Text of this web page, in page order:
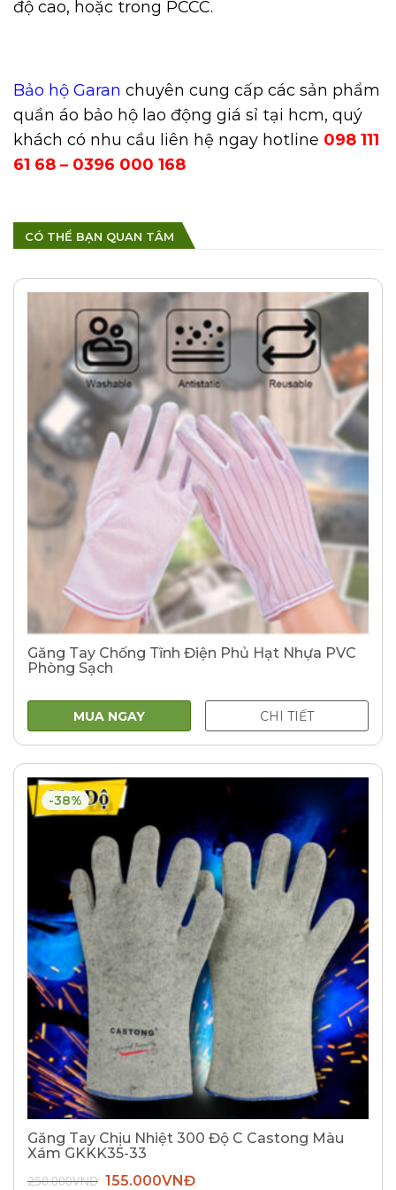
độ cao, hoặc trong PCCC.
Bảo hộ Garan chuyên cung cấp các sản phẩm
quần áo bảo hộ lao động giá sỉ tại hcm, quý
khách có nhu cầu liên hệ ngay hotline 098 111
61 68 – 0396 000 168
CÓ THỂ BẠN QUAN TÂM
Găng Tay Chống Tĩnh Điện Phủ Hạt Nhựa PVC
Phòng Sạch
MUA NGAY CHI TIẾT
-38%
Găng Tay Chịu Nhiệt 300 Độ C Castong Màu
Xám GKKK35-33
250.000VNĐ Giá
155.000VNĐGiá